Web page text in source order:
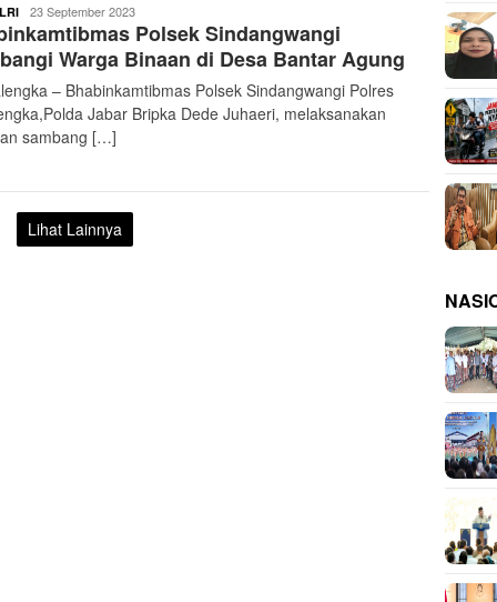
buserjatim
23 September 2023
Polsek Sindangwangi
Warga Binaan di Desa Bantar Agung
– Bhabinkamtibmas Polsek Sindangwangi Polres
Jabar Bripka Dede Juhaeri, melaksanakan
sambang […]
Lihat Lainnya